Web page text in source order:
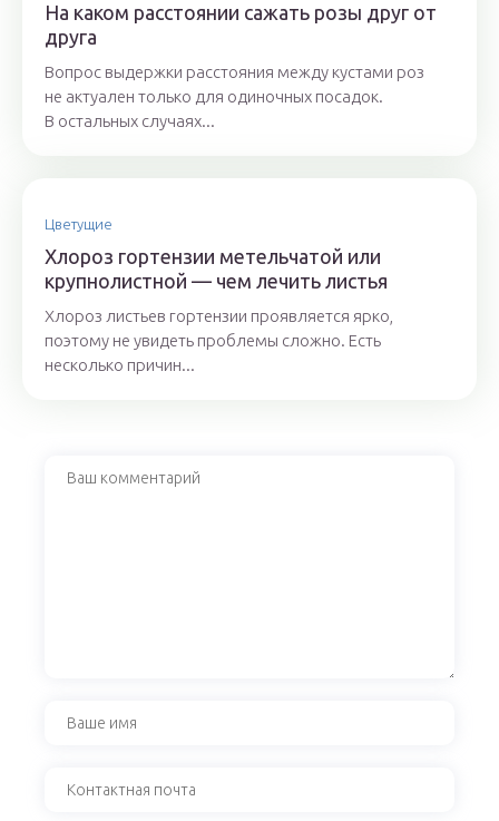
На каком расстоянии сажать розы друг от
друга
Вопрос выдержки расстояния между кустами роз
не актуален только для одиночных посадок.
В остальных случаях...
Цветущие
Хлороз гортензии метельчатой или
крупнолистной — чем лечить листья
Хлороз листьев гортензии проявляется ярко,
поэтому не увидеть проблемы сложно. Есть
несколько причин...